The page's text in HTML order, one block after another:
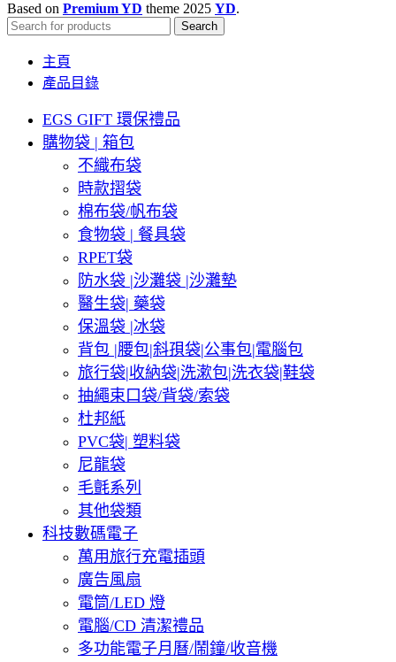
Based on Premium YD theme 2025 YD.
Search
主頁
產品目錄
EGS GIFT 環保禮品
購物袋 | 箱包
不織布袋
時款摺袋
棉布袋/帆布袋
食物袋 | 餐具袋
RPET袋
防水袋 |沙灘袋 |沙灘墊
醫生袋| 藥袋
保溫袋 |冰袋
背包 |腰包|斜孭袋|公事包|電腦包
旅行袋|收納袋|洗漱包|洗衣袋|鞋袋
抽繩束口袋/背袋/索袋
杜邦紙
PVC袋| 塑料袋
尼龍袋
毛氈系列
其他袋類
科技數碼電子
萬用旅行充電插頭
廣告風扇
電筒/LED 燈
電腦/CD 清潔禮品
多功能電子月曆/鬧鐘/收音機